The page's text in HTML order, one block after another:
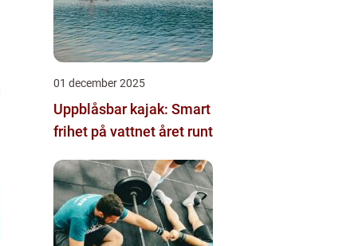
01 december 2025
Uppblåsbar kajak: Smart
frihet på vattnet året runt